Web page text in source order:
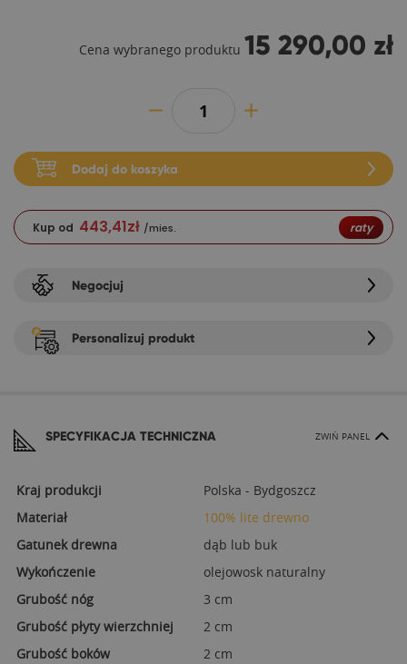
Cena wybranego produktu 15 290,00 zł
Dodaj do koszyka
Kup od 443,41zł /mies. raty
Negocjuj
Personalizuj produkt
SPECYFIKACJA TECHNICZNA ZWIŃ PANEL
Kraj produkcji
Polska - Bydgoszcz
Materiał
100% lite drewno
Gatunek drewna
dąb lub buk
Wykończenie
olejowosk naturalny
Grubość nóg
3 cm
Grubość płyty wierzchniej
2 cm
Grubość boków
2 cm